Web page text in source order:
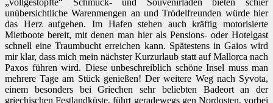
„vollgestopfte“ Schmuck- und Souvenirläden bieten schier
unübersichtliche Warenmengen an und Trödelfreunden würde hier
das Herz aufgehen. Im Hafen stehen auch kräftig motorisierte
Mietboote bereit, mit denen man hier als Pensions- oder Hotelgast
schnell eine Traumbucht erreichen kann. Spätestens in Gaios wird
mir klar, dass mich mein nächster Kurzurlaub statt auf Mallorca nach
Paxos führen wird. Diese unbeschreiblich schöne Insel muss man
mehrere Tage am Stück genießen! Der weitere Weg nach Syvota,
einem besonders bei Griechen sehr beliebten Badeort an der
griechischen Festlandküste, führt geradewegs gen Nordosten, vorbei